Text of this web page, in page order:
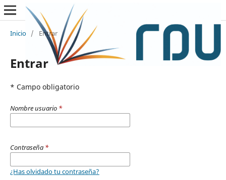
Inicio / Entrar
Entrar
* Campo obligatorio
Nombre usuario *
Contraseña *
¿Has olvidado tu contraseña?